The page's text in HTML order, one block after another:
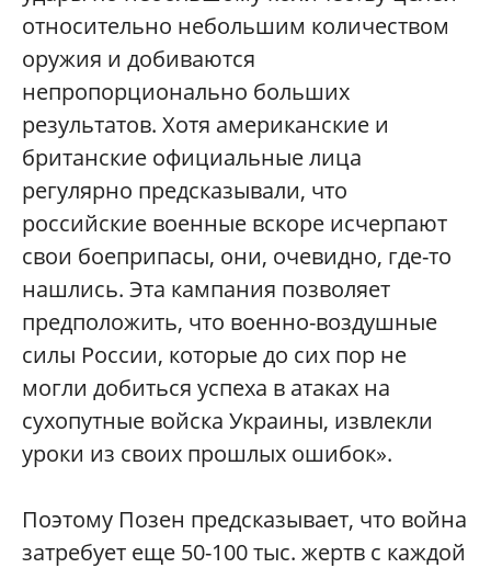
относительно небольшим количеством
оружия и добиваются
непропорционально больших
результатов. Хотя американские и
британские официальные лица
регулярно предсказывали, что
российские военные вскоре исчерпают
свои боеприпасы, они, очевидно, где-то
нашлись. Эта кампания позволяет
предположить, что военно-воздушные
силы России, которые до сих пор не
могли добиться успеха в атаках на
сухопутные войска Украины, извлекли
уроки из своих прошлых ошибок».
Поэтому Позен предсказывает, что война
затребует еще 50-100 тыс. жертв с каждой